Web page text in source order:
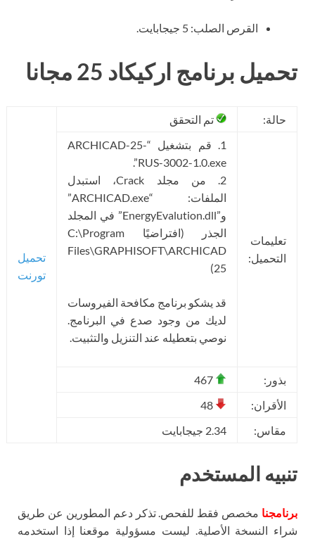
القرص الصلب: 5 جيجابايت.
تحميل برنامج اركيكاد 25 مجانا
حالة: تم التحقق
تحميل
تورنت
تعليمات
التحميل:
1. قم بتشغيل “ARCHICAD-25-
RUS-3002-1.0.exe”.
2. من مجلد Crack، استبدل
الملفات: “ARCHICAD.exe”
و”EnergyEvalution.dll” في المجلد
الجذر (افتراضيًا C:\Program
Files\GRAPHISOFT\ARCHICAD
25)
قد يشكو برنامج مكافحة الفيروسات
لديك من وجود صدع في البرنامج.
نوصي بتعطيله عند التنزيل والتثبيت.
بذور:
الأقران:
مقاس:
2.34 جيجابايت
تنبيه المستخدم
برنامجنا مخصص فقط للفحص. تذكر دعم المطورين عن طريق
شراء النسخة الأصلية. ليست مسؤولية موقعنا إذا استخدمه